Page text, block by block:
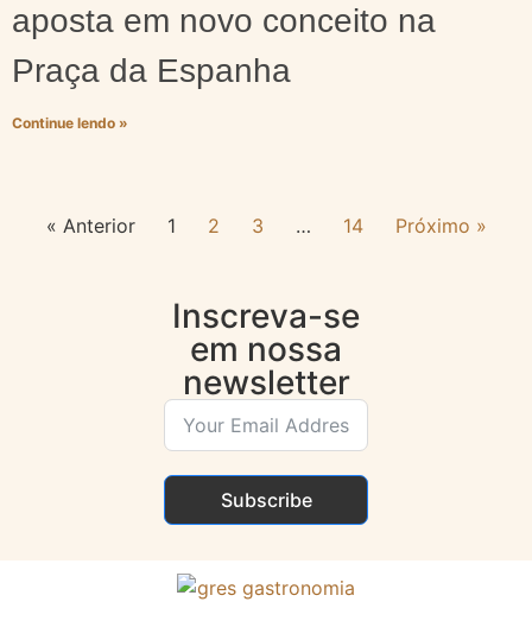
aposta em novo conceito na
Praça da Espanha
Continue lendo »
« Anterior 1 2 3 … 14 Próximo »
Inscreva-se
em nossa
newsletter
Subscribe